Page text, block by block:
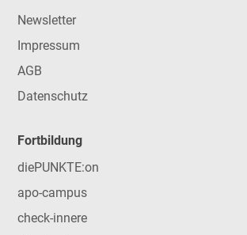
Newsletter
Impressum
AGB
Datenschutz
Fortbildung
diePUNKTE:on
apo-campus
check-innere